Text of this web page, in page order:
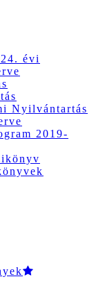
évi
Nyilvántartás
2019-